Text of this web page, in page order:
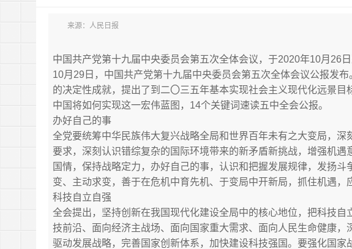
来源： 人民日报
中国共产党第十九届中央委员会第五次全体会议，于2020年10月26日
10月29日，中国共产党第十九届中央委员会第五次全体会议公报发
的决定性成就，提出了到二〇三五年基本实现社会主义现代化远景目
中国将如何实现这一宏伟蓝图，14个关键词速读五中全会公报。
办好自己的事
全党要统筹中华民族伟大复兴战略全局和世界百年未有之大变局，
要求，深刻认识错综复杂的国际环境带来的新矛盾新挑战，增强机
国情，保持战略定力，办好自己的事，认识和把握发展规律，发扬
变、主动求变，善于在危机中育先机、于变局中开新局，抓住机遇，
科技自立自强
全会提出，坚持创新在我国现代化建设全局中的核心地位，把科技
技前沿、面向经济主战场、面向国家重大需求、面向人民生命健康
驱动发展战略，完善国家创新体系，加快建设科技强国。要强化国